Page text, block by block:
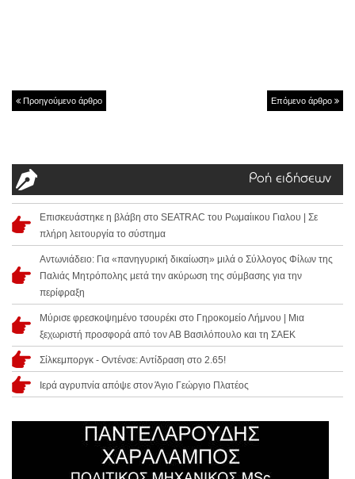
Προηγούμενο άρθρο Επόμενο άρθρο
Ροή ειδήσεων
Επισκευάστηκε η βλάβη στο SEATRAC του Ρωμαίικου Γιαλου | Σε
πλήρη λειτουργία το σύστημα
Αντωνιάδειο: Για «πανηγυρική δικαίωση» μιλά ο Σύλλογος Φίλων της
Παλιάς Μητρόπολης μετά την ακύρωση της σύμβασης για την
περίφραξη
Μύρισε φρεσκοψημένο τσουρέκι στο Γηροκομείο Λήμνου | Μια
ξεχωριστή προσφορά από τον ΑΒ Βασιλόπουλο και τη ΣΑΕΚ
Σίλκεμποργκ - Οντένσε: Αντίδραση στο 2.65!
Ιερά αγρυπνία απόψε στον Άγιο Γεώργιο Πλατέος